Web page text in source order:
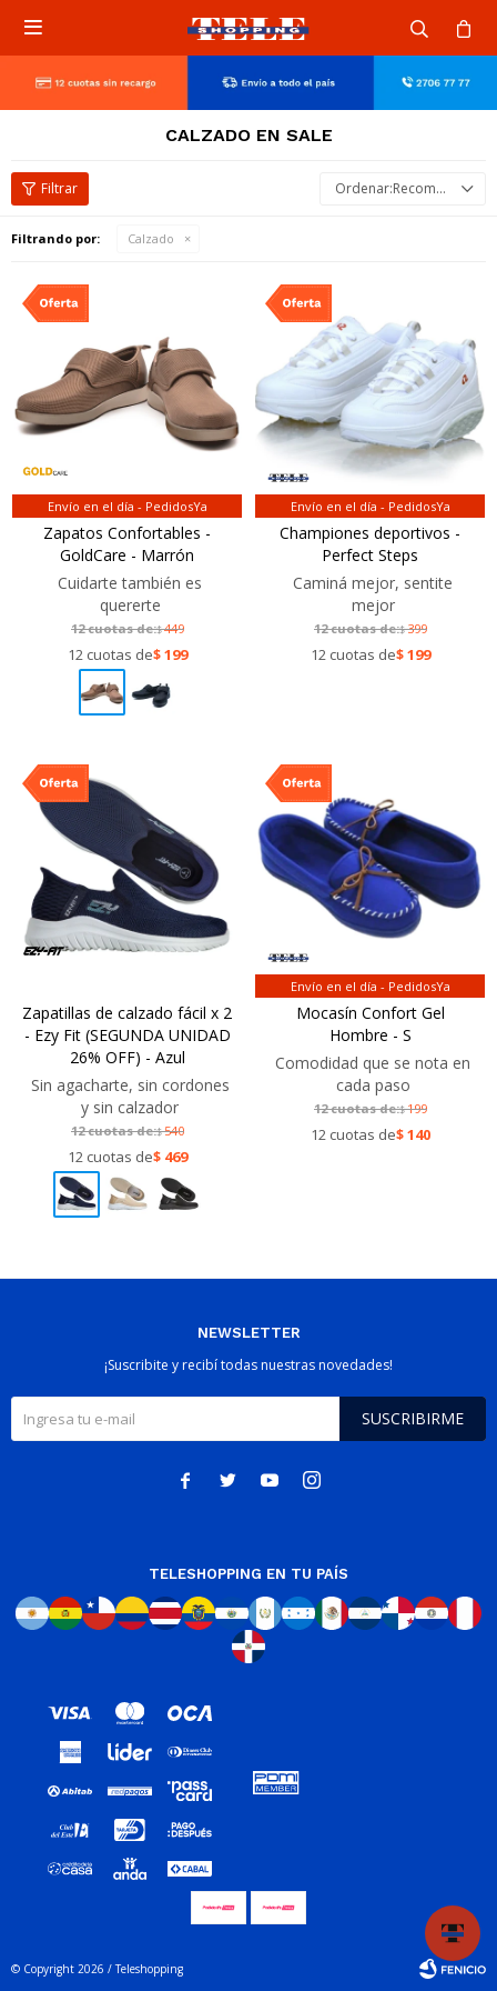

CALZADO EN SALE
Recomendados
Filtrando por: Calzado
Envío en el día - PedidosYa
Zapatos Confortables -
GoldCare - Marrón
Cuidarte también es
quererte
12 cuotas de:$449
12 cuotas de$199
Envío en el día - PedidosYa
Championes deportivos -
Perfect Steps
Caminá mejor, sentite
mejor
12 cuotas de:$399
12 cuotas de$199
Zapatillas de calzado fácil x 2
- Ezy Fit (SEGUNDA UNIDAD
26% OFF) - Azul
Sin agacharte, sin cordones
y sin calzador
12 cuotas de:$540
12 cuotas de$ 469
Envío en el día - PedidosYa
Mocasín Confort Gel
Hombre - S
Comodidad que se nota en
cada paso
12 cuotas de:$199
12 cuotas de$140
NEWSLETTER
¡Suscribite y recibí todas nuestras novedades!
SUSCRIBIRME
   
TELESHOPPING EN TU PAÍS
© Copyright 2026 / Teleshopping